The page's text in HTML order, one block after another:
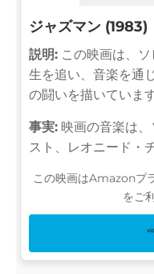
ジャズマン (1983)
説明: この映画は、
生を追い、音楽を通
の闘いを描いています
事実: 映画の音楽は
スト、レオニード・
この映画はAmazonプ
をご